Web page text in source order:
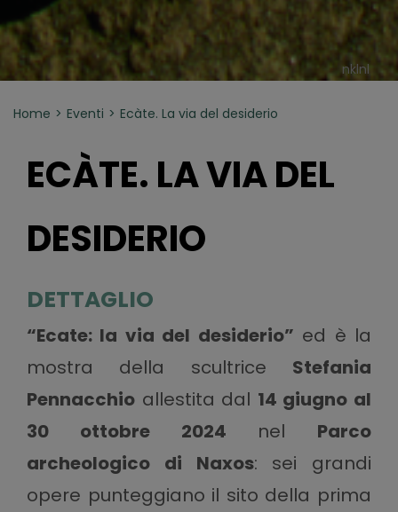
nklnl
Home Eventi Ecàte. La via del desiderio
ECÀTE. LA VIA DEL
DESIDERIO
DETTAGLIO
“Ecate: la via del desiderio” ed è la
mostra della scultrice Stefania
Pennacchioallestita dal 14 giugno al
30 ottobre 2024 nel Parco
archeologico di Naxos: sei grandi
opere punteggiano il sito della prima